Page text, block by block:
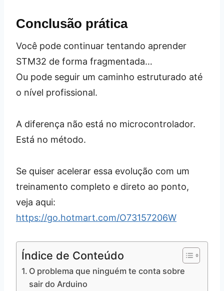
Conclusão prática
Você pode continuar tentando aprender
STM32 de forma fragmentada…
Ou pode seguir um caminho estruturado até
o nível profissional.
A diferença não está no microcontrolador.
Está no método.
Se quiser acelerar essa evolução com um
treinamento completo e direto ao ponto,
veja aqui:
https://go.hotmart.com/O73157206W
Índice de Conteúdo
O problema que ninguém te conta sobre
sair do Arduino